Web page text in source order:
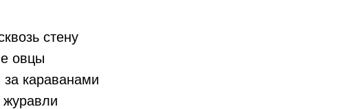
стену
овцы
караванами
журавли